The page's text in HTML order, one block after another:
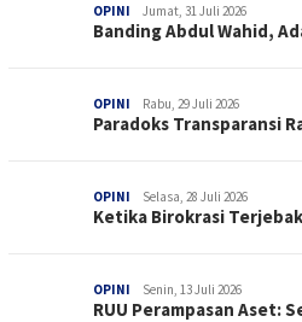
OPINI Jumat, 31 Juli 2026
Banding Abdul Wahid,
OPINI Rabu, 29 Juli 2026
Paradoks Transparansi
OPINI Selasa, 28 Juli 2026
Ketika Birokrasi
OPINI Senin, 13 Juli 2026
RUU Perampasan Aset: